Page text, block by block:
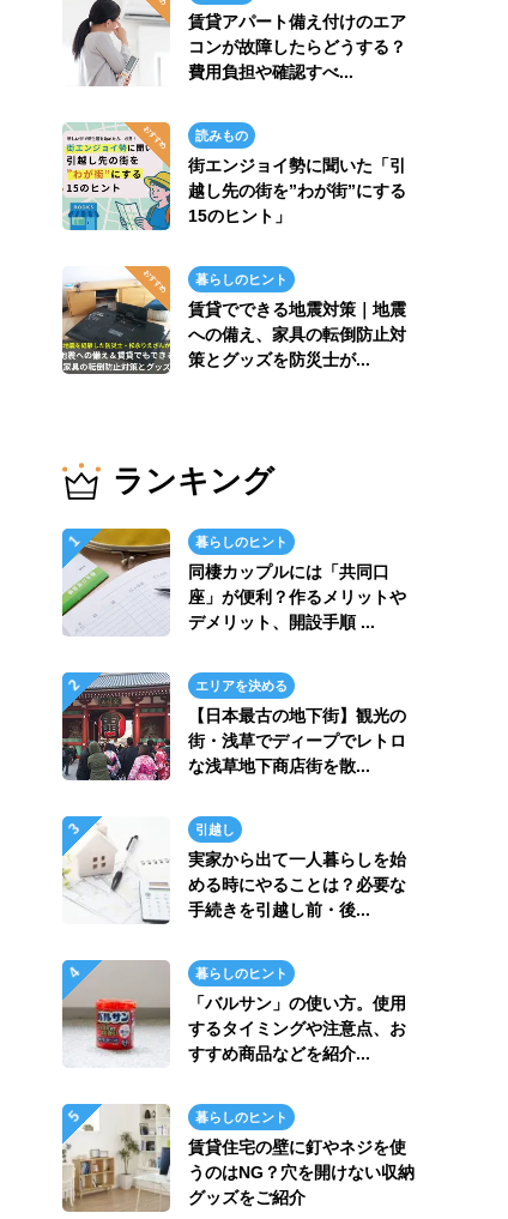
賃貸アパート備え付けのエア
コンが故障したらどうする？
費用負担や確認すべ...
読みもの
街エンジョイ勢に聞いた「引
越し先の街を”わが街”にする
15のヒント」
暮らしのヒント
賃貸でできる地震対策｜地震
への備え、家具の転倒防止対
策とグッズを防災士が...
ランキング
暮らしのヒント
同棲カップルには「共同口
座」が便利？作るメリットや
デメリット、開設手順 ...
エリアを決める
【日本最古の地下街】観光の
街・浅草でディープでレトロ
な浅草地下商店街を散...
引越し
実家から出て一人暮らしを始
める時にやることは？必要な
手続きを引越し前・後...
暮らしのヒント
「バルサン」の使い方。使用
するタイミングや注意点、お
すすめ商品などを紹介...
暮らしのヒント
賃貸住宅の壁に釘やネジを使
うのはNG？穴を開けない収納
グッズをご紹介